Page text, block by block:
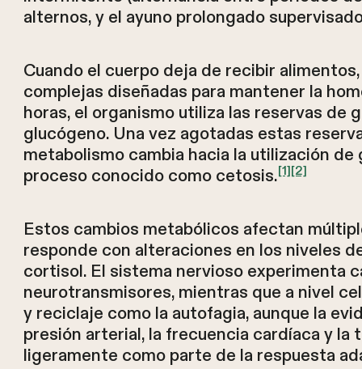
alternos, y el ayuno prolongado
Cuando el cuerpo deja de recibir
complejas diseñadas para mantener la
horas, el organismo utiliza las reservas de
glucógeno. Una vez agotadas estas
metabolismo cambia hacia la utilización
proceso conocido como cetosis.[1][2]
Estos cambios metabólicos afectan
responde con alteraciones en los niveles
cortisol. El sistema nervioso experimenta
neurotransmisores, mientras que a nivel
y reciclaje como la autofagia, aunque la
presión arterial, la frecuencia cardíaca y
ligeramente como parte de la respuesta